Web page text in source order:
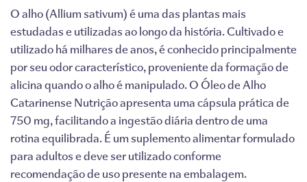
O alho (Allium sativum) é uma das plantas mais
estudadas e utilizadas ao longo da história. Cultivado e
utilizado há milhares de anos, é conhecido principalmente
por seu odor característico, proveniente da formação de
alicina quando o alho é manipulado. O Óleo de Alho
Catarinense Nutrição apresenta uma cápsula prática de
750 mg, facilitando a ingestão diária dentro de uma
rotina equilibrada. É um suplemento alimentar formulado
para adultos e deve ser utilizado conforme
recomendação de uso presente na embalagem.